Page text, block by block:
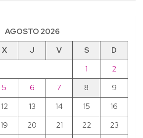
AGOSTO 2026
X J V S
D
1
2
5 6 7 8
9
12 13 14 15
16
19 20 21 22
23